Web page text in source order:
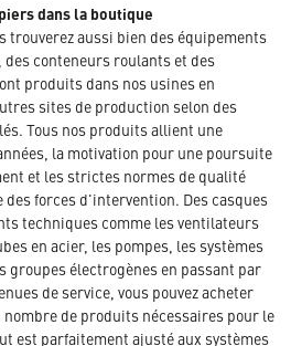
dans la boutique
trouverez aussi bien des équipements
conteneurs roulants et des
produits dans nos usines en
sites de production selon des
Tous nos produits allient une
la motivation pour une poursuite
et les strictes normes de qualité
forces d'intervention. Des casques
techniques comme les ventilateurs
en acier, les pompes, les systèmes
électrogènes en passant par
de service, vous pouvez acheter
de produits nécessaires pour le
est parfaitement ajusté aux systèmes